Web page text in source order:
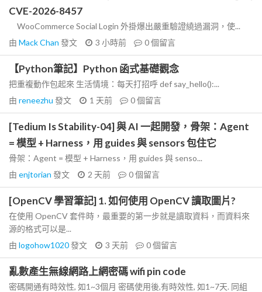
CVE-2026-8457
WooCommerce Social Login 外掛爆出嚴重驗證繞過漏洞，使...
由 Mack Chan 發文 3 小時前 0個留言
【Python筆記】Python 函式基礎觀念
把重複動作包起來 生活情境：每天打招呼 def say_hello():...
由 reneezhu 發文 1 天前 0個留言
[Tedium Is Stability-04] 與 AI 一起開發，骨架：Agent
= 模型 + Harness，用 guides 與 sensors 包住它
骨架：Agent = 模型 + Harness，用 guides 與 senso...
由 enjtorian 發文 2 天前 0個留言
[OpenCV 學習筆記] 1. 如何使用 OpenCV 讀取圖片?
在使用 OpenCV 套件時，最重要的第一步就是讀取資料，而資料來
源的格式可以是...
由 logohow1020發文 3 天前 0個留言
亂數產生無線網路上網密碼 wifi pin code
密碼開通有時效性, 如1~3個月 密碼使用後,有時效性, 如1~7天. 同組